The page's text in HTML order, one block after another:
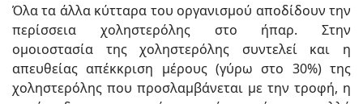
Όλα τα άλλα κύτταρα του οργανισμού αποδίδουν την
περίσσεια χοληστερόλης στο ήπαρ. Στην
ομοιοστασία της χοληστερόλης συντελεί και η
απευθείας απέκκριση μέρους (γύρω στο 30%) της
χοληστερόλης που προσλαμβάνεται με την τροφή, η